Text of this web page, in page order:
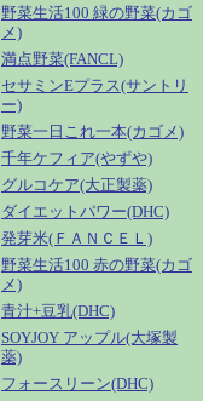
野菜生活100 緑の野菜(カゴ
メ)
満点野菜(FANCL)
セサミンEプラス(サントリ
ー)
野菜一日これ一本(カゴメ)
千年ケフィア(やずや)
グルコケア(大正製薬)
ダイエットパワー(DHC)
発芽米(ＦＡＮＣＥＬ)
野菜生活100 赤の野菜(カゴ
メ)
青汁+豆乳(DHC)
SOYJOY アップル(大塚製
薬)
フォースリーン(DHC)